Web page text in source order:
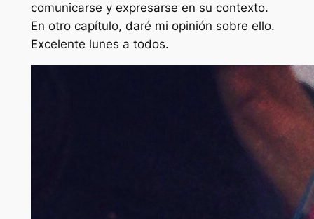
comunicarse y expresarse en su contexto.
En otro capítulo, daré mi opinión sobre ello.
Excelente lunes a todos.